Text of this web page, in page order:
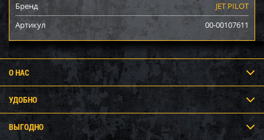
Бренд
JET PILOT
Артикул
00-00107611
О НАС
УДОБНО
ВЫГОДНО